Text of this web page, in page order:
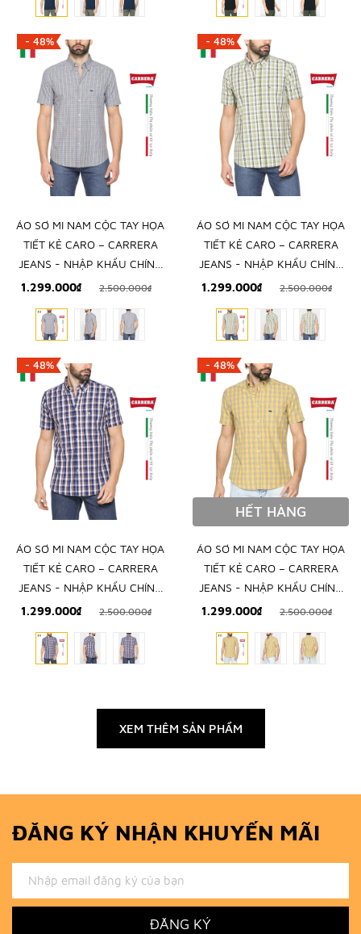
- 48%
ÁO SƠ MI NAM CỘC TAY HỌA
TIẾT KẺ CARO – CARRERA
JEANS - NHẬP KHẨU CHÍNH
NGẠCH TỪ Ý
1.299.000₫ 2.500.000₫
- 48%
ÁO SƠ MI NAM CỘC TAY HỌA
TIẾT KẺ CARO – CARRERA
JEANS - NHẬP KHẨU CHÍNH
NGẠCH TỪ Ý
1.299.000₫ 2.500.000₫
- 48%
ÁO SƠ MI NAM CỘC TAY HỌA
TIẾT KẺ CARO – CARRERA
JEANS - NHẬP KHẨU CHÍNH
NGẠCH TỪ Ý
1.299.000₫ 2.500.000₫
- 48%
HẾT HÀNG
ÁO SƠ MI NAM CỘC TAY HỌA
TIẾT KẺ CARO – CARRERA
JEANS - NHẬP KHẨU CHÍNH
NGẠCH TỪ Ý
1.299.000₫ 2.500.000₫
XEM THÊM SẢN PHẨM
ĐĂNG KÝ NHẬN KHUYẾN MÃI
ĐĂNG KÝ